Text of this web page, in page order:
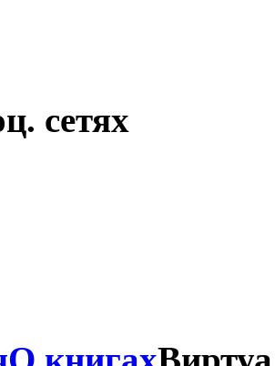
сетях